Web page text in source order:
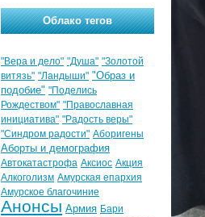
Облако тегов
"Вера и дело" "Душа" "Золотой
витязь" "Ландыши" "Образ и
подобие" "Поделись
Рождеством" "Православная
инициатива" "Радость веры"
"Синдром радости" Аборигены
Аборты и демография
Автокатастрофа Аксиос Акция
Алкоголизм Амурская епархия
Амурское благочиние
Анонсы Армия Бари